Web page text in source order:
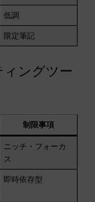
低調
限定筆記
ングツー
制限事項
ニッチ・フォーカ
ス
即時依存型